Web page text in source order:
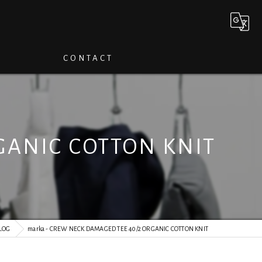
CONTACT
COTTON KNIT
marka - CREW NECK DAMAGED TEE 40/2 ORGANIC COTTON KNIT